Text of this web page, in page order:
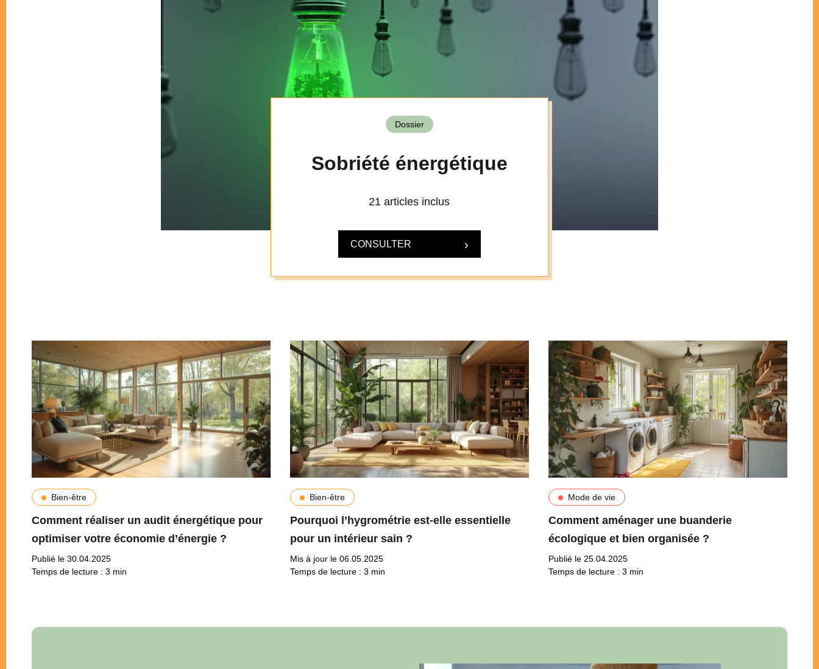
Dossier
Sobriété énergétique
21 articles inclus
CONSULTER
Bien-être
Comment réaliser un audit énergétique pour
optimiser votre économie d’énergie ?
Publié le 30.04.2025
Temps de lecture : 3 min
Bien-être
Pourquoi l’hygrométrie est-elle essentielle
pour un intérieur sain ?
Mis à jour le 06.05.2025
Temps de lecture : 3 min
Mode de vie
Comment aménager une buanderie
écologique et bien organisée ?
Publié le 25.04.2025
Temps de lecture : 3 min